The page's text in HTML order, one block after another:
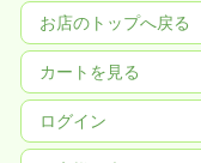
お店のトップへ戻る
カートを見る
ログイン